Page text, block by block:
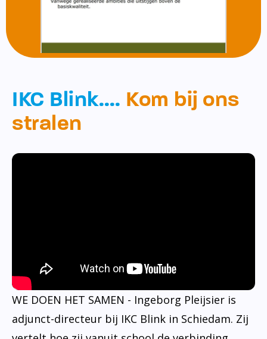
IKC Blink…. Kom bij ons
stralen
WE DOEN HET SAMEN - Ingeborg Pleijsier is
adjunct-directeur bij IKC Blink in Schiedam. Zij